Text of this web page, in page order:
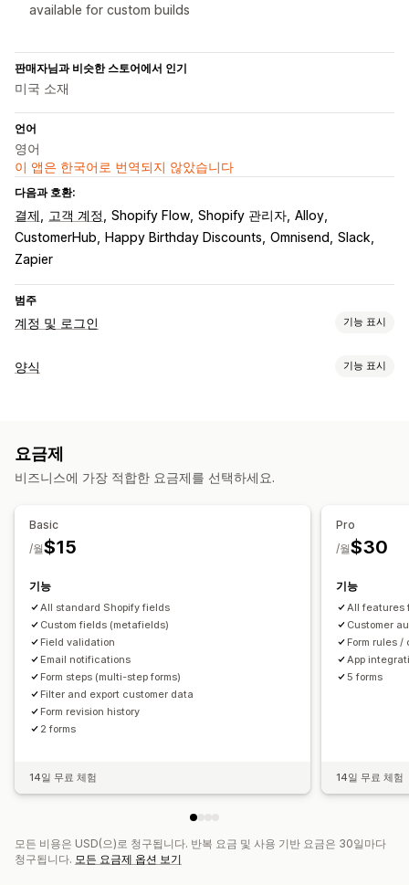
available for custom builds
판매자님과 비슷한 스토어에서 인기
미국 소재
언어
영어
이 앱은 한국어로 번역되지 않았습니다
다음과 호환:
결제 고객 계정 Shopify Flow Shopify 관리자 Alloy
CustomerHub Happy Birthday Discounts Omnisend Slack
Zapier
범주
계정 및 로그인 기능 표시
고객 로그인
계정 포털
사용자 지정 필드
승인 요청
양식 기능 표시
설문조사
사용자 지정 CSS
임베디드 양식
이메일 응답
양식 제한
상태 추적
기록 분석 CAPTCHA
요금제
비즈니스에 가장 적합한 요금제를 선택하세요.
Basic
$15
/월
기능
All standard Shopify fields
Custom fields (metafields)
Field validation
Email notifications
Form steps (multi-step forms)
Filter and export customer data
Form revision history
2 forms
14일 무료 체험
Pro
$30
/월
기능
All features
Customer
Form rules
App
5 forms
14일 무료 체험
모든 비용은 USD(으)로 청구됩니다. 반복 요금 및 사용 기반 요금은 30일마다
청구됩니다. 모든 요금제 옵션 보기